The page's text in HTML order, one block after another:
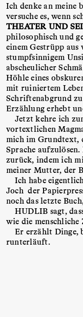
Ich denke an meine
versuche es, wenn
THEATER UND
philosophisch und
einem Gestrüpp aus
stumpfsinnigem
abscheulicher
Höhle eines
mit ruiniertem
Schriftenabgrund
Erzählung erhebt
Jetzt kehre ich
vortextlichen
mich im Grundtext,
Sprache
zurück, indem ich
meiner Mutter, der
Ich habe
Joch der
noch das letzte
HUDLIB sagt,
wie die
Er erzählt Dinge,
runterläuft.